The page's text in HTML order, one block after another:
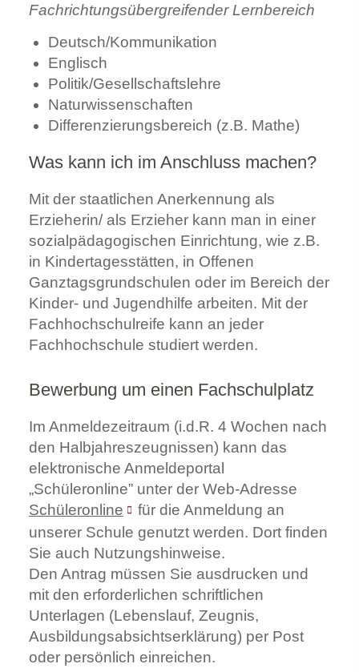
Fachrichtungsübergreifender Lernbereich
Deutsch/Kommunikation
Englisch
Politik/Gesellschaftslehre
Naturwissenschaften
Differenzierungsbereich (z.B. Mathe)
Was kann ich im Anschluss machen?
Mit der staatlichen Anerkennung als
Erzieherin/ als Erzieher kann man in einer
sozialpädagogischen Einrichtung, wie z.B.
in Kindertagesstätten, in Offenen
Ganztagsgrundschulen oder im Bereich der
Kinder- und Jugendhilfe arbeiten. Mit der
Fachhochschulreife kann an jeder
Fachhochschule studiert werden.
Bewerbung um einen Fachschulplatz
Im Anmeldezeitraum (i.d.R. 4 Wochen nach
den Halbjahreszeugnissen) kann das
elektronische Anmeldeportal
„Schüleronline” unter der Web-Adresse
Schüleronline
für die Anmeldung an
unserer Schule genutzt werden. Dort finden
Sie auch Nutzungshinweise.
Den Antrag müssen Sie ausdrucken und
mit den erforderlichen schriftlichen
Unterlagen (Lebenslauf, Zeugnis,
Ausbildungsabsichtserklärung) per Post
oder persönlich einreichen.